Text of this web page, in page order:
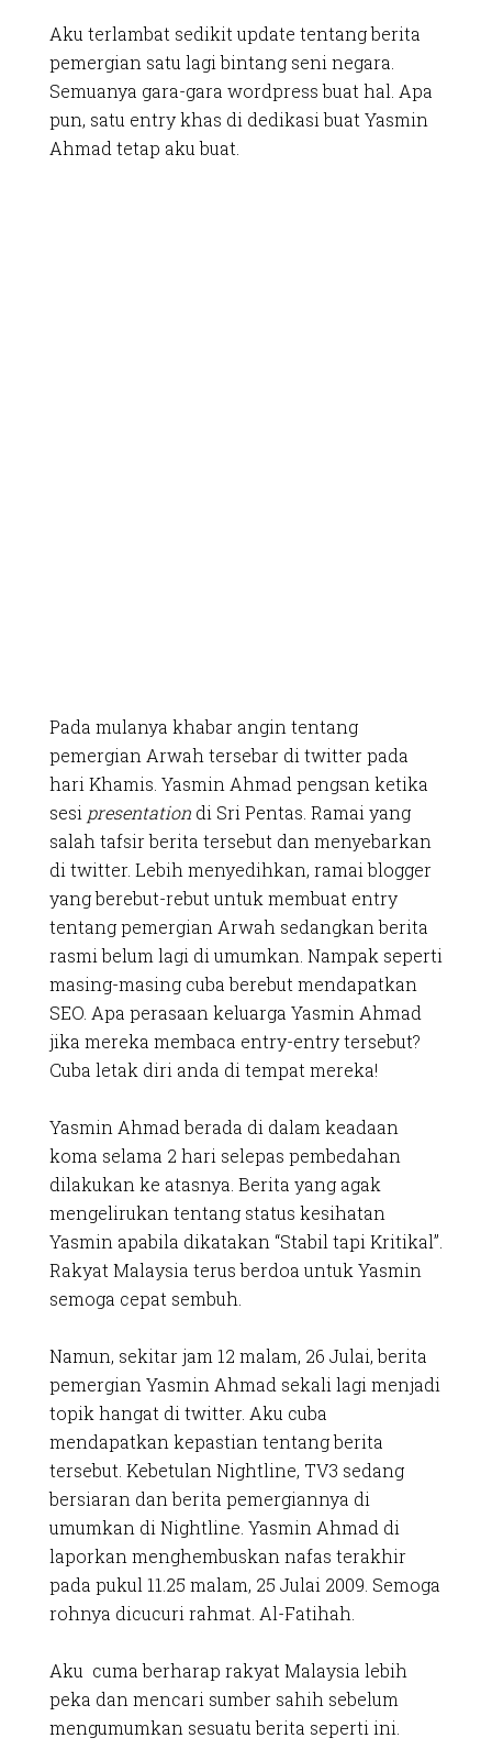
Aku terlambat sedikit update tentang berita
pemergian satu lagi bintang seni negara.
Semuanya gara-gara wordpress buat hal. Apa
pun, satu entry khas di dedikasi buat Yasmin
Ahmad tetap aku buat.
Pada mulanya khabar angin tentang
pemergian Arwah tersebar di twitter pada
hari Khamis. Yasmin Ahmad pengsan ketika
sesi presentationdi Sri Pentas. Ramai yang
salah tafsir berita tersebut dan menyebarkan
di twitter. Lebih menyedihkan, ramai blogger
yang berebut-rebut untuk membuat entry
tentang pemergian Arwah sedangkan berita
rasmi belum lagi di umumkan. Nampak seperti
masing-masing cuba berebut mendapatkan
SEO. Apa perasaan keluarga Yasmin Ahmad
jika mereka membaca entry-entry tersebut?
Cuba letak diri anda di tempat mereka!
Yasmin Ahmad berada di dalam keadaan
koma selama 2 hari selepas pembedahan
dilakukan ke atasnya. Berita yang agak
mengelirukan tentang status kesihatan
Yasmin apabila dikatakan “Stabil tapi Kritikal”.
Rakyat Malaysia terus berdoa untuk Yasmin
semoga cepat sembuh.
Namun, sekitar jam 12 malam, 26 Julai, berita
pemergian Yasmin Ahmad sekali lagi menjadi
topik hangat di twitter. Aku cuba
mendapatkan kepastian tentang berita
tersebut. Kebetulan Nightline, TV3 sedang
bersiaran dan berita pemergiannya di
umumkan di Nightline. Yasmin Ahmad di
laporkan menghembuskan nafas terakhir
pada pukul 11.25 malam, 25 Julai 2009. Semoga
rohnya dicucuri rahmat. Al-Fatihah.
Aku cuma berharap rakyat Malaysia lebih
peka dan mencari sumber sahih sebelum
mengumumkan sesuatu berita seperti ini.